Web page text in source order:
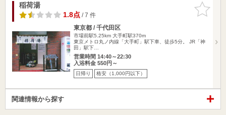
お気に入
りに追加
稲荷湯
1.8点/ 7 件
東京都 / 千代田区
市場前駅5.25km 大手町駅370m
東京メトロ丸ノ内線「大手町」駅下車、徒歩5分。 JR「神
田」駅下…
営業時間 14:40～22:30
入浴料金 550円～
日帰り 格安（1,000円以下）
関連情報から探す